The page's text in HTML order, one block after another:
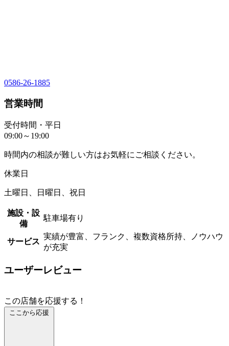
0586-26-1885
営業時間
受付時間・平日
09:00～19:00
時間内の相談が難しい方はお気軽にご相談ください。
休業日
土曜日、日曜日、祝日
施設・設
備
駐車場有り
サービス
実績が豊富、フランク、複数資格所持、ノウハウ
が充実
ユーザーレビュー
この店舗を応援する！
ここから応援